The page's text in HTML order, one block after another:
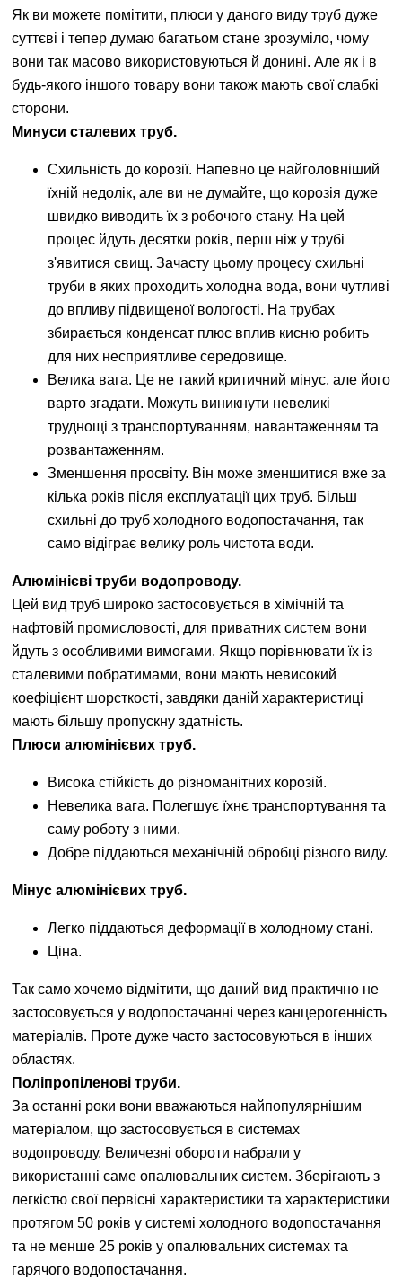
Як ви можете помітити, плюси у даного виду труб дуже
суттєві і тепер думаю багатьом стане зрозуміло, чому
вони так масово використовуються й донині. Але як і в
будь-якого іншого товару вони також мають свої слабкі
сторони.
Минуси сталевих труб.
Схильність до корозії. Напевно це найголовніший
їхній недолік, але ви не думайте, що корозія дуже
швидко виводить їх з робочого стану. На цей
процес йдуть десятки років, перш ніж у трубі
з'явитися свищ. Зачасту цьому процесу схильні
труби в яких проходить холодна вода, вони чутливі
до впливу підвищеної вологості. На трубах
збирається конденсат плюс вплив кисню робить
для них несприятливе середовище.
Велика вага. Це не такий критичний мінус, але його
варто згадати. Можуть виникнути невеликі
труднощі з транспортуванням, навантаженням та
розвантаженням.
Зменшення просвіту. Він може зменшитися вже за
кілька років після експлуатації цих труб. Більш
схильні до труб холодного водопостачання, так
само відіграє велику роль чистота води.
Алюмінієві труби водопроводу.
Цей вид труб широко застосовується в хімічній та
нафтовій промисловості, для приватних систем вони
йдуть з особливими вимогами. Якщо порівнювати їх із
сталевими побратимами, вони мають невисокий
коефіцієнт шорсткості, завдяки даній характеристиці
мають більшу пропускну здатність.
Плюси алюмінієвих труб.
Висока стійкість до різноманітних корозій.
Невелика вага. Полегшує їхнє транспортування та
саму роботу з ними.
Добре піддаються механічній обробці різного виду.
Мінус алюмінієвих труб.
Легко піддаються деформації в холодному стані.
Ціна.
Так само хочемо відмітити, що даний вид практично не
застосовується у водопостачанні через канцерогенність
матеріалів. Проте дуже часто застосовуються в інших
областях.
Поліпропіленові труби.
За останні роки вони вважаються найпопулярнішим
матеріалом, що застосовується в системах
водопроводу. Величезні обороти набрали у
використанні саме опалювальних систем. Зберігають з
легкістю свої первісні характеристики та характеристики
протягом 50 років у системі холодного водопостачання
та не менше 25 років у опалювальних системах та
гарячого водопостачання.